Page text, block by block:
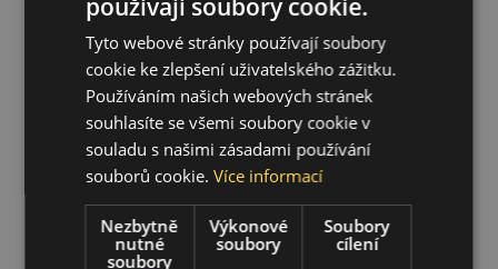
používají soubory cookie.
Tyto webové stránky používají soubory
cookie ke zlepšení uživatelského zážitku.
Používáním našich webových stránek
souhlasíte se všemi soubory cookie v
souladu s našimi zásadami používání
souborů cookie.Více informací
Nezbytně
nutné
soubory
Výkonové
soubory
Soubory
cílení